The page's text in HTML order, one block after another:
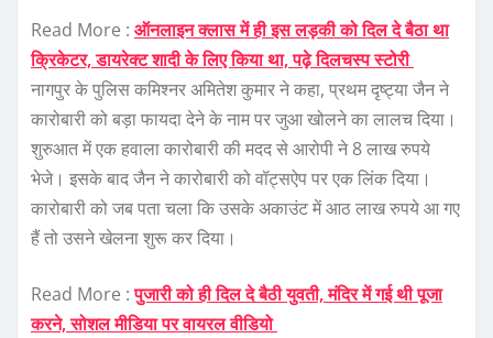
Read More : ऑनलाइन क्लास में ही इस लड़की को दिल दे बैठा था
क्रिकेटर, डायरेक्ट शादी के लिए किया था, पढ़े दिलचस्प स्टोरी
नागपुर के पुलिस कमिश्नर अमितेश कुमार ने कहा, प्रथम दृष्ट्या जैन ने
कारोबारी को बड़ा फायदा देने के नाम पर जुआ खोलने का लालच दिया।
शुरुआत में एक हवाला कारोबारी की मदद से आरोपी ने 8 लाख रुपये
भेजे। इसके बाद जैन ने कारोबारी को वॉट्सऐप पर एक लिंक दिया।
कारोबारी को जब पता चला कि उसके अकाउंट में आठ लाख रुपये आ गए
हैं तो उसने खेलना शुरू कर दिया।
Read More :पुजारी को ही दिल दे बैठी युवती, मंदिर में गई थी पूजा
करने, सोशल मीडिया पर वायरल वीडियो